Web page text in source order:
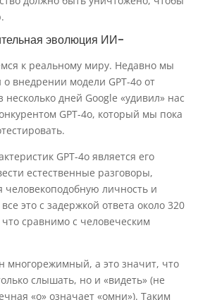
эволюция ИИ-
к реальному миру. Недавно мы
о внедрении модели GPT-4o от
несколько дней Google «удивил» нас
GPT-4o, который мы пока
GPT-4o является его
естественные разговоры,
человекоподобную личность и
это с задержкой ответа около 320
сравнимо с человеческим
многорежимный, а это значит, что
слышать, но и «видеть» (не
«о» означает «омни»). Таким